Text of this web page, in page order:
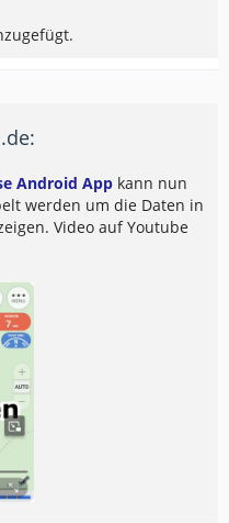
Android App kann nun
werden um die Daten in
Video auf Youtube